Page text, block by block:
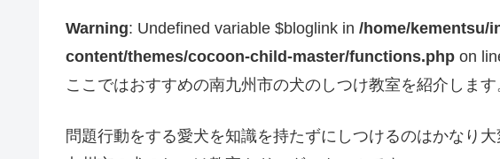
Warning: Undefined variable $bloglink in /home/kementsu/
content/themes/cocoon-child-master/functions.php on
ここではおすすめの南九州市の犬のしつけ教室を紹介します
問題行動をする愛犬を知識を持たずにしつけるのはかなり